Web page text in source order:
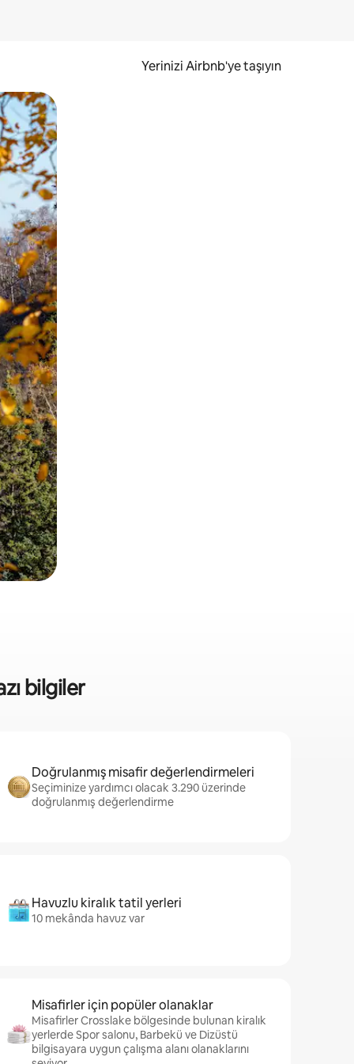
Yerinizi Airbnb'ye taşıyın
bilgiler
Doğrulanmış misafir değerlendirmeleri
Seçiminize yardımcı olacak 3.290 üzerinde
doğrulanmış değerlendirme
Havuzlu kiralık tatil yerleri
10 mekânda havuz var
Misafirler için popüler olanaklar
Misafirler Crosslake bölgesinde bulunan kiralık
yerlerde Spor salonu, Barbekü ve Dizüstü
bilgisayara uygun çalışma alanı olanaklarını